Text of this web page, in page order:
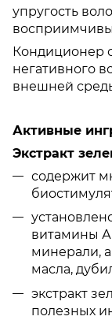
упругость
Кондиционер
негативного
внешней
Активные
Экстракт
содержит
витамины
минерали,
масла,
экстракт
полезных